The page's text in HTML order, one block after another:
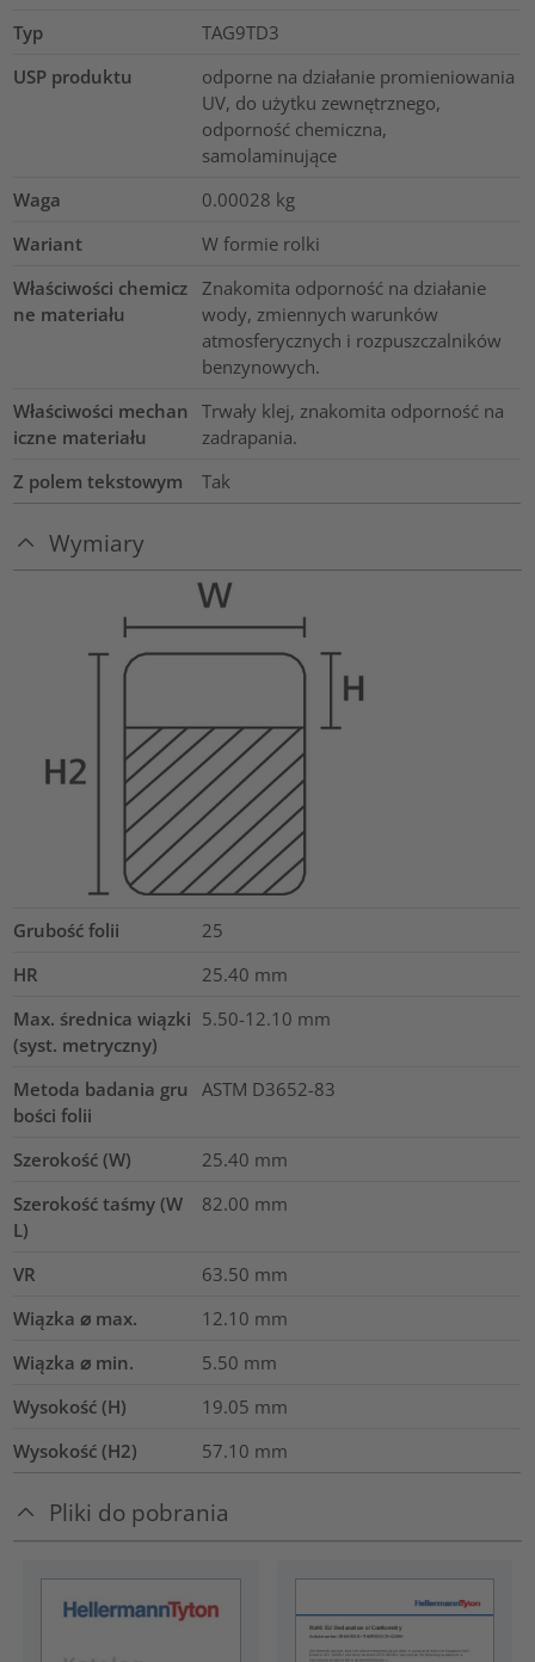
Typ
TAG9TD3
USP produktu
odporne na działanie promieniowania
UV, do użytku zewnętrznego,
odporność chemiczna,
samolaminujące
Waga
0.00028 kg
Wariant
W formie rolki
Właściwości chemicz
ne materiału
Znakomita odporność na działanie
wody, zmiennych warunków
atmosferycznych i rozpuszczalników
benzynowych.
Właściwości mechan
iczne materiału
Trwały klej, znakomita odporność na
zadrapania.
Z polem tekstowym
Tak
Wymiary
Grubość folii
25
HR
25.40 mm
Max. średnica wiązki
(syst. metryczny)
5.50-12.10 mm
Metoda badania gru
bości folii
ASTM D3652-83
Szerokość (W) 25.40 mm
Szerokość taśmy (W
L)
82.00 mm
VR 63.50 mm
Wiązka ⌀ max.
12.10 mm
Wiązka ⌀ min.
5.50 mm
Wysokość (H)
19.05 mm
Wysokość (H2)
57.10 mm
Pliki do pobrania